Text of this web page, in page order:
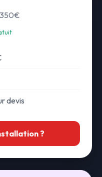
devis
?